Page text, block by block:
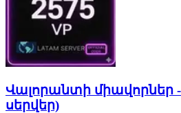
Վալորանտի միավորներ
սերվեր)